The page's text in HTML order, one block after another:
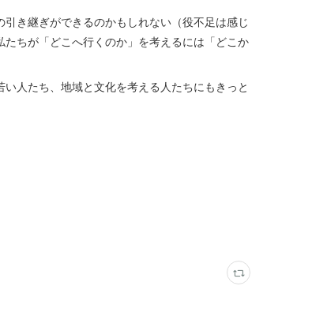
き継ぎができるのかもしれない（役不足は感じ
ちが「どこへ行くのか」を考えるには「どこか
人たち、地域と文化を考える人たちにもきっと